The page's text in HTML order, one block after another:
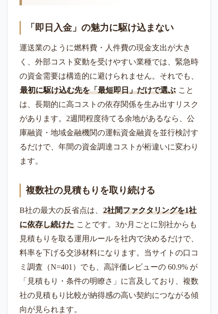
「即日入金」の魅力に駆け込まない
運送業のように燃料費・人件費の現金支出が大き
く、外部コスト変動を受けやすい業種では、緊急時
の資金需要は構造的に避けられません。それでも、
最初に駆け込む先を「最短即日」だけで選ぶこと
は、長期的に高コストの依存関係を生み出すリスク
があります。2週間程度待てる余地があるなら、公
庫融資・地域金融機関の運転資金融資を並行検討す
るだけで、年間の資金調達コストが桁違いに変わり
ます。
複数社の見積もりを取り続ける
B社の最大の反省点は、 2社間ファクタリングを1社
に依存し続けたことです。3か月ごとに別社からも
見積もりを取る運用ルールを社内で決めるだけで、
料率を下げる交渉材料になります。当サイトの口コ
ミ調査（N=401）でも、高評価レビューの 60.9% が
「見積もり・条件の明瞭さ」に言及しており、複数
社の見積もり比較が納得感の高い契約につながる傾
向が見られます。